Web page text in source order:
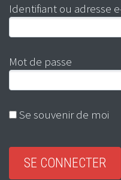
Identifiant ou adresse
Mot de passe
Se souvenir de moi